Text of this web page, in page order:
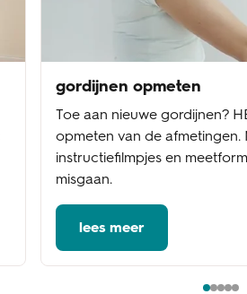
gordijnen opmeten
Toe aan nieuwe gordijnen?
opmeten van de afmetingen.
instructiefilmpjes en
misgaan.
lees meer